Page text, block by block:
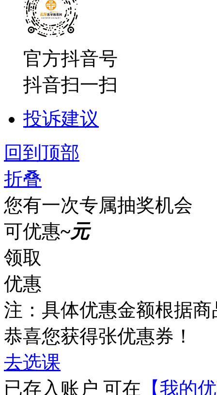
官方抖音号
抖音扫一扫
投诉建议
回到顶部
折叠
您有一次专属抽奖机会
可优惠~元
领取
优惠
注：具体优惠金额根据
恭喜您获得张优惠券！
去选课
已存入账户 可在 【我的